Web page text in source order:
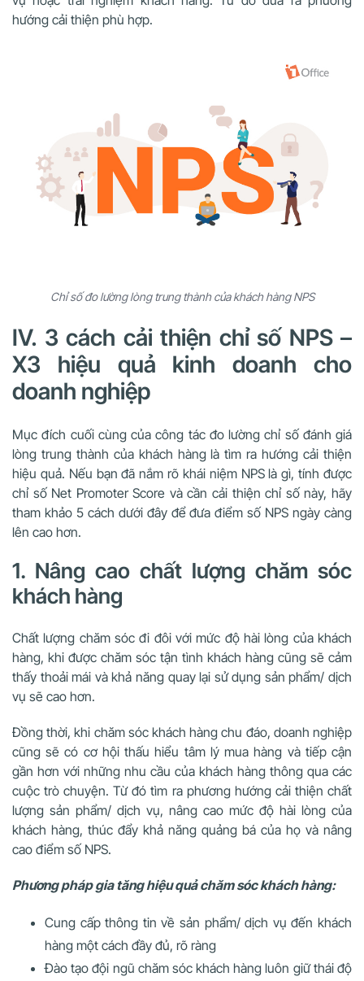
hướng cải thiện phù hợp.
Chỉ số đo lường lòng trung thành của khách hàng NPS
IV. 3 cách cải thiện chỉ số NPS –
X3 hiệu quả kinh doanh cho
doanh nghiệp
Mục đích cuối cùng của công tác đo lường chỉ số đánh giá
lòng trung thành của khách hàng là tìm ra hướng cải thiện
hiệu quả. Nếu bạn đã nắm rõ khái niệm NPS là gì, tính được
chỉ số Net Promoter Score và cần cải thiện chỉ số này, hãy
tham khảo 5 cách dưới đây để đưa điểm số NPS ngày càng
lên cao hơn.
1. Nâng cao chất lượng chăm sóc
khách hàng
Chất lượng chăm sóc đi đôi với mức độ hài lòng của khách
hàng, khi được chăm sóc tận tình khách hàng cũng sẽ cảm
thấy thoải mái và khả năng quay lại sử dụng sản phẩm/ dịch
vụ sẽ cao hơn.
Đồng thời, khi chăm sóc khách hàng chu đáo, doanh nghiệp
cũng sẽ có cơ hội thấu hiểu tâm lý mua hàng và tiếp cận
gần hơn với những nhu cầu của khách hàng thông qua các
cuộc trò chuyện. Từ đó tìm ra phương hướng cải thiện chất
lượng sản phẩm/ dịch vụ, nâng cao mức độ hài lòng của
khách hàng, thúc đẩy khả năng quảng bá của họ và nâng
cao điểm số NPS.
Phương pháp gia tăng hiệu quả chăm sóc khách hàng:
Cung cấp thông tin về sản phẩm/ dịch vụ đến khách
hàng một cách đầy đủ, rõ ràng
Đào tạo đội ngũ chăm sóc khách hàng luôn giữ thái độ